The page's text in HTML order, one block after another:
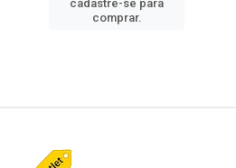
cadastre-se para
comprar.